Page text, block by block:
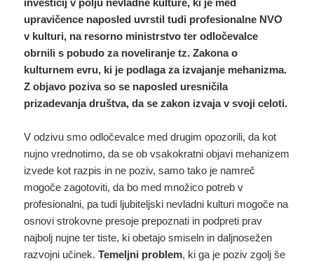
upravičence naposled uvrstil tudi profesionalne NVO
v kulturi, na resorno ministrstvo ter odločevalce
obrnili s pobudo za noveliranje tz. Zakona o
kulturnem evru, ki je podlaga za izvajanje mehanizma.
Z objavo poziva so se naposled uresničila
prizadevanja društva, da se zakon izvaja v svoji celoti.
V odzivu smo odločevalce med drugim opozorili, da kot
nujno vrednotimo, da se ob vsakokratni objavi mehanizem
izvede kot razpis in ne poziv, samo tako je namreč
mogoče zagotoviti, da bo med množico potreb v
profesionalni, pa tudi ljubiteljski nevladni kulturi mogoče na
osnovi strokovne presoje prepoznati in podpreti prav
najbolj nujne ter tiste, ki obetajo smiseln in daljnosežen
razvojni učinek.Temeljni problem, ki ga je poziv zgolj še